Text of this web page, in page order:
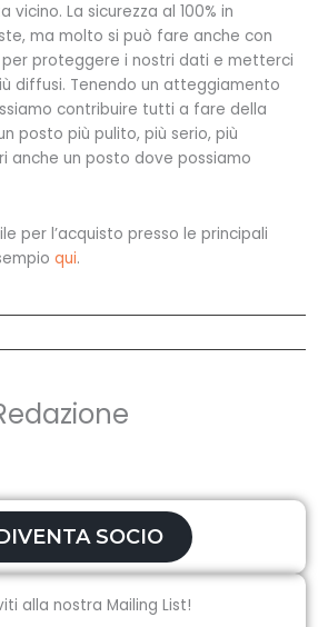
vicino. La sicurezza al 100% in
ma molto si può fare anche con
proteggere i nostri dati e metterci
diffusi. Tenendo un atteggiamento
contribuire tutti a fare della
posto più pulito, più serio, più
anche un posto dove possiamo
per l’acquisto presso le principali
qui.
SOCIO
alla nostra Mailing List!